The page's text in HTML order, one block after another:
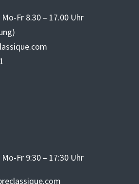
Fr 8.30 – 17.00 Uhr
Fr 9:30 – 17:30 Uhr